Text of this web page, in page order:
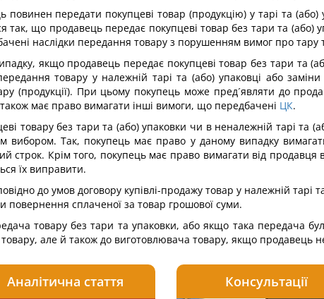
повинен передати покупцеві товар (продукцію) у тарі та
так, що продавець передає покупцеві товар без тари та (або)
наслідки передання товару з порушенням вимог про тару
якщо продавець передає покупцеві товар без тари та
товару у належній тарі та (або) упаковці або
(продукції). При цьому покупець може пред´являти до
також має право вимагати інші вимоги, що передбачені ЦК.
товару без тари та (або) упаковки чи в неналежній тарі та
вибором. Так, покупець має право у даному випадку
строк. Крім того, покупець має право вимагати від продавця
їх виправити.
до умов договору купівлі-продажу товар у належній тарі
повернення сплаченої за товар грошової суми.
товару без тари та упаковки, або якщо така передача
але й також до виготовлювача товару, якщо продавець
Аналітична стаття Консультації